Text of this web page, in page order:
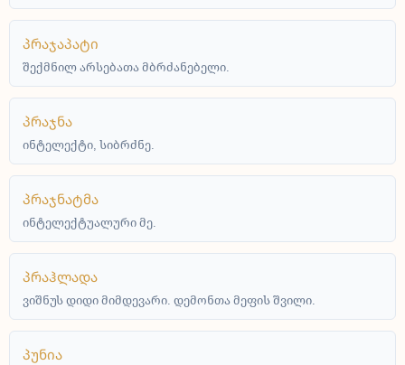
პრაჯაპატი
შექმნილ არსებათა მბრძანებელი.
პრაჯნა
ინტელექტი, სიბრძნე.
პრაჯნატმა
ინტელექტუალური მე.
პრაჰლადა
ვიშნუს დიდი მიმდევარი. დემონთა მეფის შვილი.
პუნია